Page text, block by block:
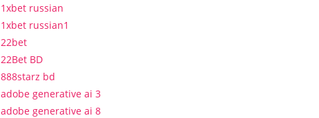
1xbet russian
1xbet russian1
22bet
22Bet BD
888starz bd
adobe generative ai 3
adobe generative ai 8